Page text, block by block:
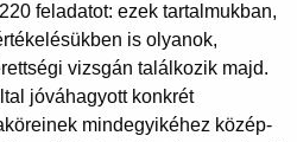
feladatot: ezek tartalmukban,
is olyanok,
vizsgán találkozik majd.
jóváhagyott konkrét
mindegyikéhez közép-